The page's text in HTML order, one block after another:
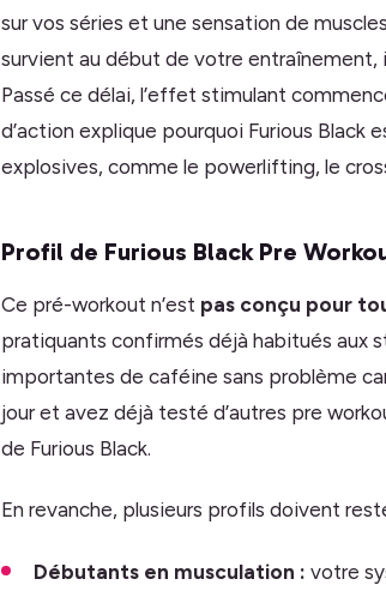
sur vos séries et une sensation de
survient au début de votre
Passé ce délai, l’effet stimulant
d’action explique pourquoi Furious
explosives, comme le powerlifting, le
Profil de Furious Black Pre
Ce pré-workout n’est pas conçu pour
pratiquants confirmés déjà habitués aux
importantes de caféine sans problème
jour et avez déjà testé d’autres pre
de Furious Black.
En revanche, plusieurs profils doivent
Débutants en musculation : votre